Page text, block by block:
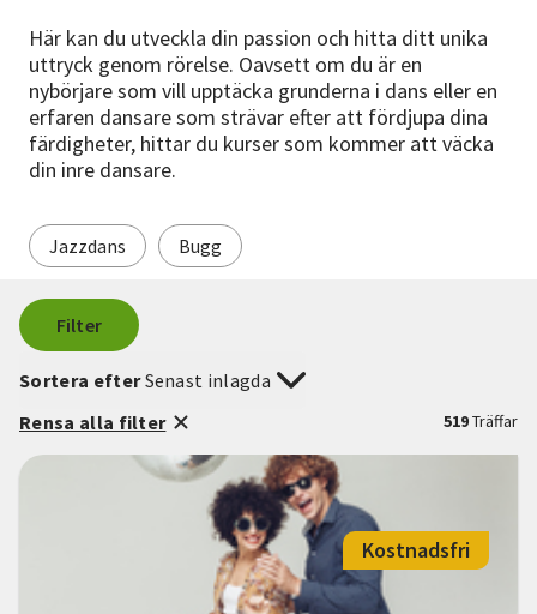
Här kan du utveckla din passion och hitta ditt unika
uttryck genom rörelse. Oavsett om du är en
nybörjare som vill upptäcka grunderna i dans eller en
erfaren dansare som strävar efter att fördjupa dina
färdigheter, hittar du kurser som kommer att väcka
din inre dansare.
Jazzdans Bugg
Filter
519Träffar
Sortera efterSenast inlagda
Rensa alla filter
Kostnadsfri